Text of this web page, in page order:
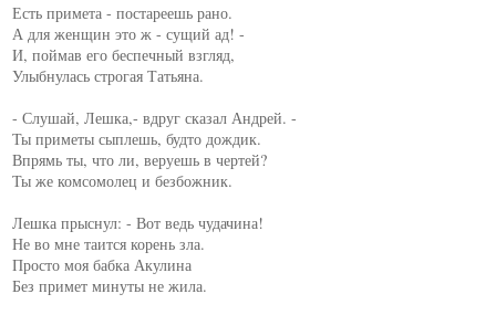
Есть примета - постареешь рано.
А для женщин это ж - сущий ад! -
И, поймав его беспечный взгляд,
Улыбнулась строгая Татьяна.
- Слушай, Лешка,- вдруг сказал Андрей. -
Ты приметы сыплешь, будто дождик.
Впрямь ты, что ли, веруешь в чертей?
Ты же комсомолец и безбожник.
Лешка прыснул: - Вот ведь чудачина!
Не во мне таится корень зла.
Просто моя бабка Акулина
Без примет минуты не жила.